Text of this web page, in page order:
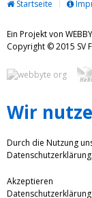
Startseite
Ein Projekt von
Copyright © 2015
Wir
Durch die Nutzung
Datenschutzerklärung.
Akzeptieren